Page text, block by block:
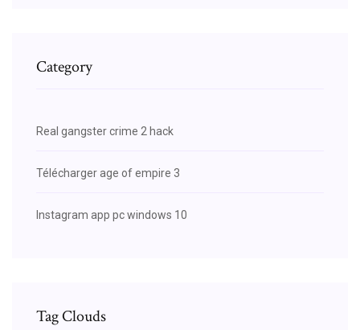
Category
Real gangster crime 2 hack
Télécharger age of empire 3
Instagram app pc windows 10
Tag Clouds